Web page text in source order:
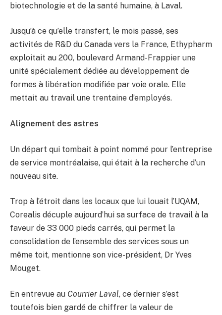
biotechnologie et de la santé humaine, à Laval.
Jusqu’à ce qu’elle transfert, le mois passé, ses
activités de R&D du Canada vers la France, Ethypharm
exploitait au 200, boulevard Armand-Frappier une
unité spécialement dédiée au développement de
formes à libération modifiée par voie orale. Elle
mettait au travail une trentaine d’employés.
Alignement des astres
Un départ qui tombait à point nommé pour l’entreprise
de service montréalaise, qui était à la recherche d’un
nouveau site.
Trop à l’étroit dans les locaux que lui louait l’UQAM,
Corealis décuple aujourd’hui sa surface de travail à la
faveur de 33 000 pieds carrés, qui permet la
consolidation de l’ensemble des services sous un
même toit, mentionne son vice-président, Dr Yves
Mouget.
En entrevue au Courrier Laval, ce dernier s’est
toutefois bien gardé de chiffrer la valeur de